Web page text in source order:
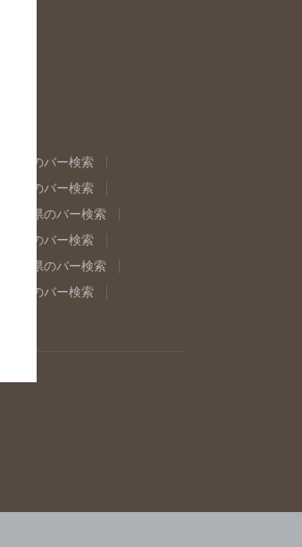
福島県のバー検索
東京都のバー検索
岐阜県のバー検索
奈良県のバー検索
島根県のバー検索
佐賀県のバー検索